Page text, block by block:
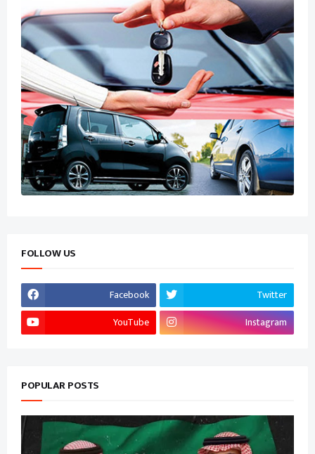
FOLLOW US
Facebook
Twitter
YouTube
Instagram
POPULAR POSTS